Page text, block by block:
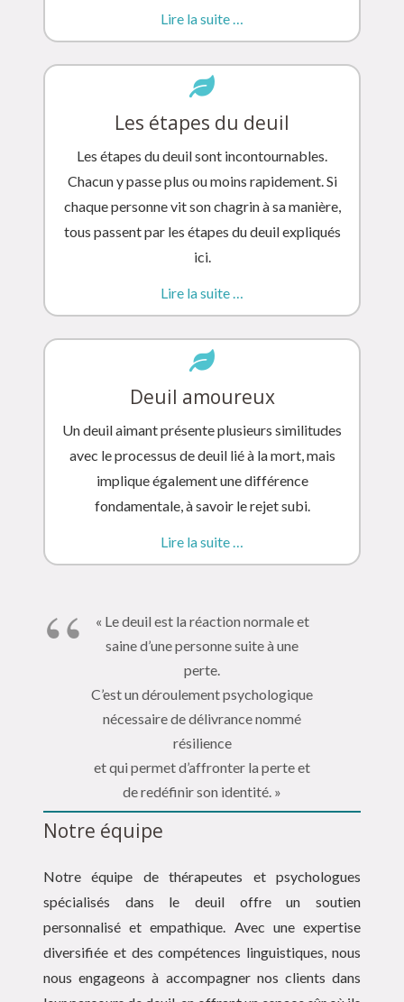
Lire la suite …
Les étapes du deuil
Les étapes du deuil sont incontournables.
Chacun y passe plus ou moins rapidement. Si
chaque personne vit son chagrin à sa manière,
tous passent par les étapes du deuil expliqués
ici.
Lire la suite …
Deuil amoureux
Un deuil aimant présente plusieurs similitudes
avec le processus de deuil lié à la mort, mais
implique également une différence
fondamentale, à savoir le rejet subi.
Lire la suite …
« Le deuil est la réaction normale et
saine d’une personne suite à une
perte.
C’est un déroulement psychologique
nécessaire de délivrance nommé
résilience
et qui permet d’affronter la perte et
de redéfinir son identité. »
Notre équipe
Notre équipe de thérapeutes et psychologues
spécialisés dans le deuil offre un soutien
personnalisé et empathique. Avec une expertise
diversifiée et des compétences linguistiques, nous
nous engageons à accompagner nos clients dans